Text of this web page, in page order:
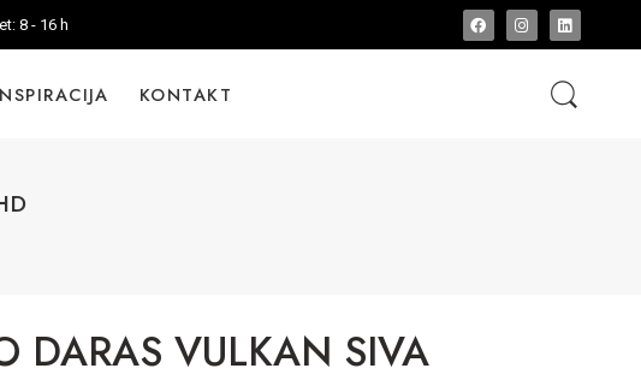
8 - 16 h
KONTAKT
DARAS VULKAN SIVA